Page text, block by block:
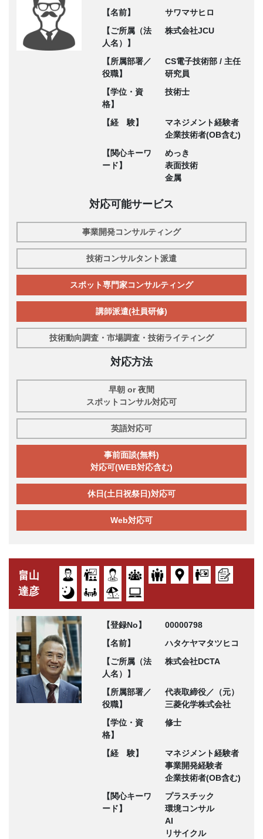
【名前】
サワマサヒロ
【ご所属（法
人名）】
株式会社JCU
【所属部署／
役職】
CS電子技術部 / 主任
研究員
【学位・資
格】
技術士
【経 験】
マネジメント経験者
企業技術者(OB含む)
【関心キーワ
ード】
めっき
表面技術
金属
対応可能サービス
事業開発コンサルティング
技術コンサルタント派遣
スポット専門家コンサルティング
講師派遣(社員研修)
技術動向調査・市場調査・技術ライティング
対応方法
早朝 or 夜間
スポットコンサル対応可
英語対応可
事前面談(無料)
対応可(WEB対応含む)
休日(土日祝祭日)対応可
Web対応可
畠山
達彦
【登録No】
00000798
【名前】
ハタケヤマタツヒコ
【ご所属（法
人名）】
株式会社DCTA
【所属部署／
役職】
代表取締役／（元）
三菱化学株式会社
【学位・資
格】
修士
【経 験】
マネジメント経験者
事業開発経験者
企業技術者(OB含む)
【関心キーワ
ード】
プラスチック
環境コンサル
AI
リサイクル